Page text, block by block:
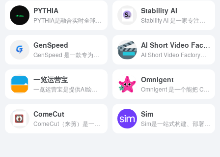
PYTHIA Stability AI
GenSpeed AI Short Video Factory
一览运营宝 Omnigent
ComeCut Sim